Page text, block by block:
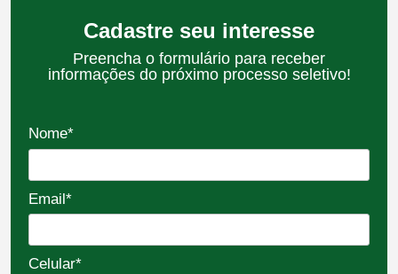
Cadastre seu interesse
Preencha o formulário para receber
informações do próximo processo seletivo!
Nome*
Email*
Celular*